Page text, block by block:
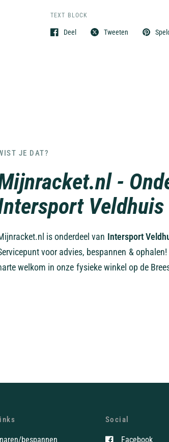
TEXT BLOCK
Deel Tweeten
JE DAT?
-
Veldhuis
is onderdeel van Intersport
voor advies, bespannen &
welkom in onze fysieke winkel op de
bespannen
Social
Facebook